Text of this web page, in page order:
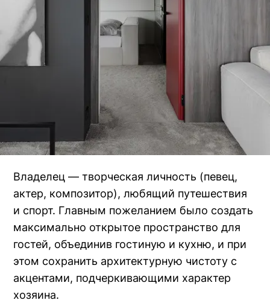
Владелец — творческая личность (певец,
актер, композитор), любящий путешествия
и спорт. Главным пожеланием было создать
максимально открытое пространство для
гостей, объединив гостиную и кухню, и при
этом сохранить архитектурную чистоту с
акцентами, подчеркивающими характер
хозяина.